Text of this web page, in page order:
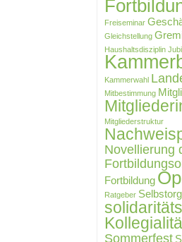
Freiseminar
Gleichstellung
Haushaltsdisziplin
Kammerwahl
Mitbestimmung
Mitgliederstruktur
Novellierung
Fortbildung
Ratgeber
Sommerfest